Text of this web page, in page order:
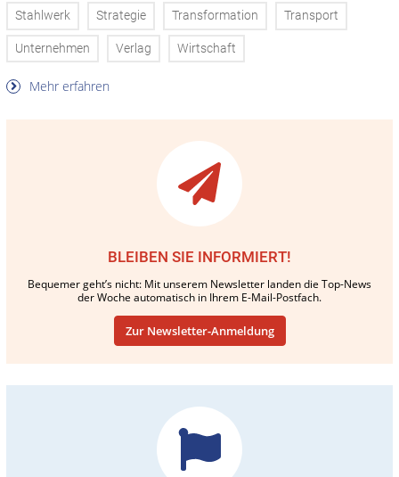
Stahlwerk Strategie Transformation Transport
Unternehmen Verlag Wirtschaft
Mehr erfahren
BLEIBEN SIE INFORMIERT!
Bequemer geht’s nicht: Mit unserem Newsletter landen die Top-News
der Woche automatisch in Ihrem E-Mail-Postfach.
Zur Newsletter-Anmeldung